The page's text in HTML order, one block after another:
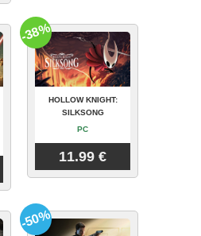
HOLLOW KNIGHT:
SILKSONG
PC
11.99 €
-38%
-50%